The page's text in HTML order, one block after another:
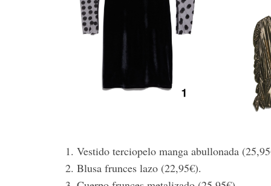
Vestido terciopelo manga abullonada
Blusa frunces lazo (22,95€).